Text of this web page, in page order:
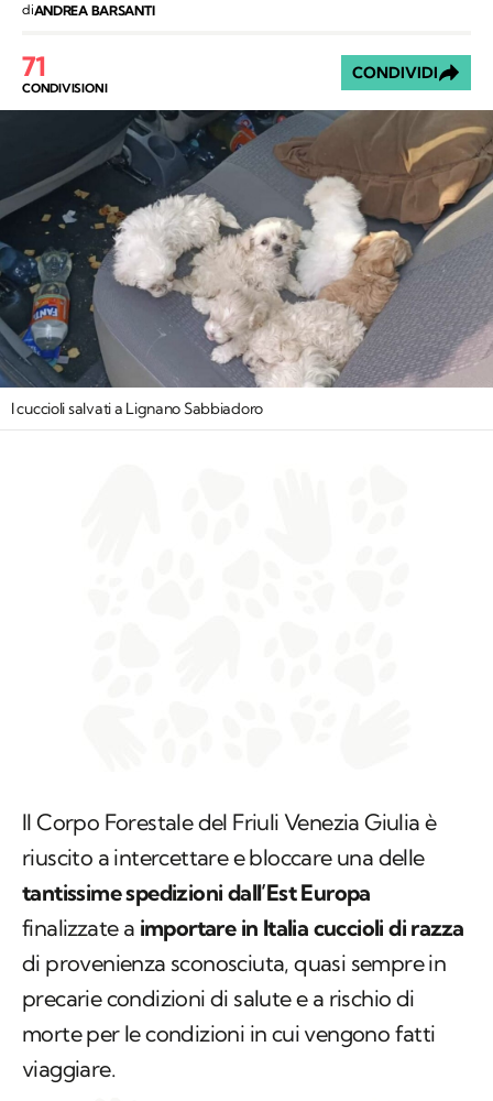
diANDREA BARSANTI
71
CONDIVISIONI
CONDIVIDI
I cuccioli salvati a Lignano Sabbiadoro
Il Corpo Forestale del Friuli Venezia Giulia è
riuscito a intercettare e bloccare una delle
tantissime spedizioni dall’Est Europa
finalizzate a importare in Italia cuccioli di razza
di provenienza sconosciuta, quasi sempre in
precarie condizioni di salute e a rischio di
morte per le condizioni in cui vengono fatti
viaggiare.